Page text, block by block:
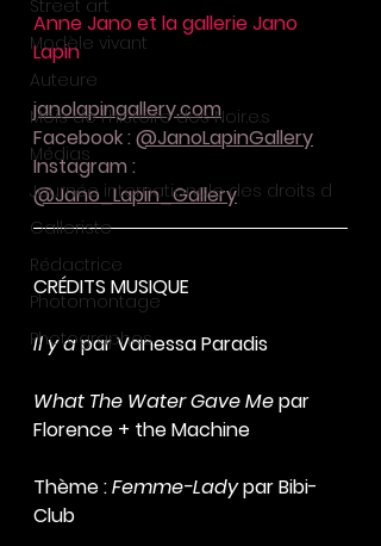
Street art
Modèle vivant
Auteure
Mois de l'histoire des Noir.e.s
Médias
Journée internationale des droits d
Galleriste
Rédactrice
Photomontage
Photographes
Anne Jano et la gallerie Jano
Lapin
janolapingallery.com
Facebook : @JanoLapinGallery
Instagram :
@Jano_Lapin_Gallery
CRÉDITS MUSIQUE
Il y a par Vanessa Paradis
What The Water Gave Me par
Florence + the Machine
Thème : Femme-Lady par Bibi-
Club